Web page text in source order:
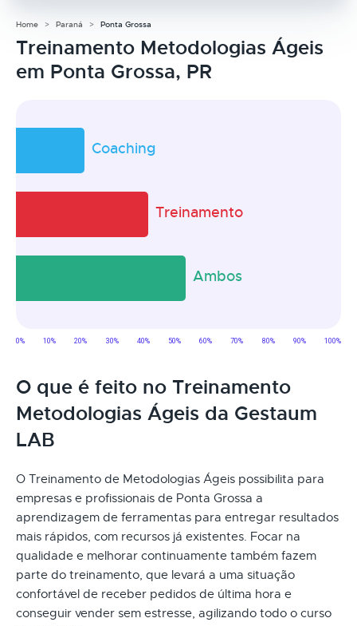
Home Paraná Ponta Grossa
Treinamento Metodologias Ágeis
em Ponta Grossa, PR
O que é feito no Treinamento
Metodologias Ágeis da Gestaum
LAB
O Treinamento de Metodologias Ágeis possibilita para
empresas e profissionais de Ponta Grossa a
aprendizagem de ferramentas para entregar resultados
mais rápidos, com recursos já existentes. Focar na
qualidade e melhorar continuamente também fazem
parte do treinamento, que levará a uma situação
confortável de receber pedidos de última hora e
conseguir vender sem estresse, agilizando todo o curso